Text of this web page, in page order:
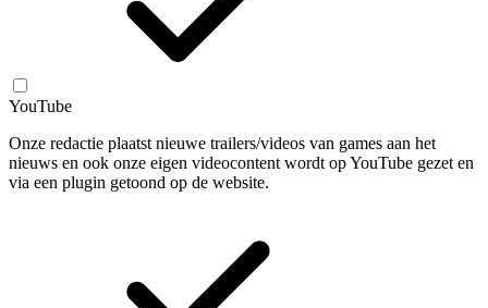
YouTube
Onze redactie plaatst nieuwe trailers/videos van games aan het
nieuws en ook onze eigen videocontent wordt op YouTube gezet en
via een plugin getoond op de website.